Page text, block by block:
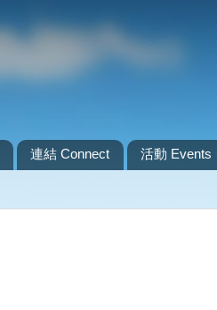
連結 Connect 活動 Events